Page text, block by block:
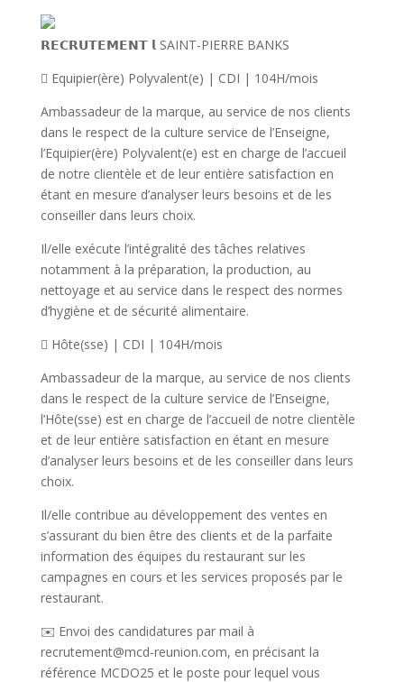
𝗥𝗘𝗖𝗥𝗨𝗧𝗘𝗠𝗘𝗡𝗧 𝗹 SAINT-PIERRE BANKS
 Equipier(ère) Polyvalent(e) | CDI | 104H/mois
Ambassadeur de la marque, au service de nos clients
dans le respect de la culture service de l’Enseigne,
l’Equipier(ère) Polyvalent(e) est en charge de l’accueil
de notre clientèle et de leur entière satisfaction en
étant en mesure d’analyser leurs besoins et de les
conseiller dans leurs choix.
Il/elle exécute l’intégralité des tâches relatives
notamment à la préparation, la production, au
nettoyage et au service dans le respect des normes
d’hygiène et de sécurité alimentaire.
 Hôte(sse) | CDI | 104H/mois
Ambassadeur de la marque, au service de nos clients
dans le respect de la culture service de l’Enseigne,
l’Hôte(sse) est en charge de l’accueil de notre clientèle
et de leur entière satisfaction en étant en mesure
d’analyser leurs besoins et de les conseiller dans leurs
choix.
Il/elle contribue au développement des ventes en
s’assurant du bien être des clients et de la parfaite
information des équipes du restaurant sur les
campagnes en cours et les services proposés par le
restaurant.
✉️ Envoi des candidatures par mail à
recrutement@mcd-reunion.com, en précisant la
référence MCDO25 et le poste pour lequel vous